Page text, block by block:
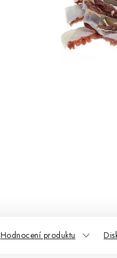
Hodnocení produktu